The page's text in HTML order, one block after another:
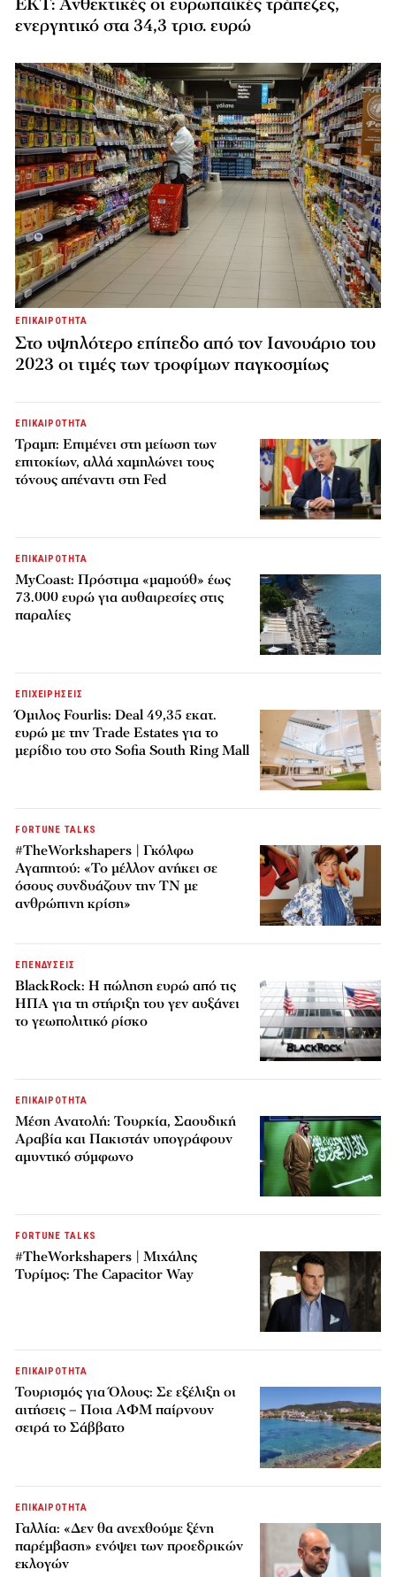
ενεργητικό στα 34,3 τρισ. ευρώ
ΕΠΙΚΑΙΡΟΤΗΤΑ
Στο υψηλότερο επίπεδο από τον Ιανουάριο του
2023 οι τιμές των τροφίμων παγκοσμίως
ΕΠΙΚΑΙΡΟΤΗΤΑ
Τραμπ: Επιμένει στη μείωση των
επιτοκίων, αλλά χαμηλώνει τους
τόνους απέναντι στη Fed
ΕΠΙΚΑΙΡΟΤΗΤΑ
MyCoast: Πρόστιμα «μαμούθ» έως
73.000 ευρώ για αυθαιρεσίες στις
παραλίες
ΕΠΙΧΕΙΡΗΣΕΙΣ
Όμιλος Fourlis: Deal 49,35 εκατ.
ευρώ με την Trade Estates για το
μερίδιο του στο Sofia South Ring Mall
FORTUNE TALKS
#TheWorkshapers | Γκόλφω
Αγαπητού: «Το μέλλον ανήκει σε
όσους συνδυάζουν την ΤΝ με
ανθρώπινη κρίση»
ΕΠΕΝΔΥΣΕΙΣ
BlackRock: Η πώληση ευρώ από τις
ΗΠΑ για τη στήριξη του γεν αυξάνει
το γεωπολιτικό ρίσκο
ΕΠΙΚΑΙΡΟΤΗΤΑ
Μέση Ανατολή: Τουρκία, Σαουδική
Αραβία και Πακιστάν υπογράφουν
αμυντικό σύμφωνο
FORTUNE TALKS
#TheWorkshapers | Μιχάλης
Τυρίμος: The Capacitor Way
ΕΠΙΚΑΙΡΟΤΗΤΑ
Τουρισμός για Όλους: Σε εξέλιξη οι
αιτήσεις – Ποια ΑΦΜ παίρνουν
σειρά το Σάββατο
ΕΠΙΚΑΙΡΟΤΗΤΑ
Γαλλία: «Δεν θα ανεχθούμε ξένη
παρέμβαση» ενόψει των προεδρικών
εκλογών